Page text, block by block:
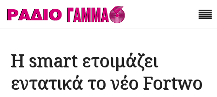
Η smart ετοιμάζει
εντατικά το νέο Fortwo